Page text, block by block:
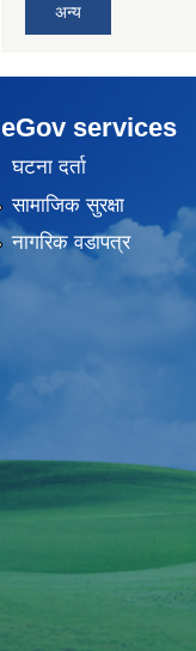
अन्य
eGov services
घटना दर्ता
सामाजिक सुरक्षा
नागरिक वडापत्र